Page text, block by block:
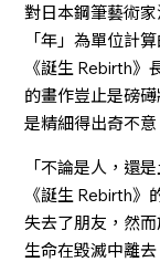
對日本鋼筆藝術
「年」為單位計
《誕生 Rebirth
的畫作豈止是磅
是精細得出奇不
「不論是人，還
《誕生 Rebirth
失去了朋友，然
生命在毀滅中離去